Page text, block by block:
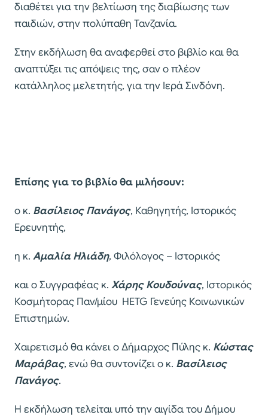
διαθέτει για την βελτίωση της διαβίωσης των
παιδιών, στην πολύπαθη Τανζανία.
Στην εκδήλωση θα αναφερθεί στο βιβλίο και θα
αναπτύξει τις απόψεις της, σαν ο πλέον
κατάλληλος μελετητής, για την Ιερά Σινδόνη.
Επίσης για το βιβλίο θα μιλήσουν:
ο κ. Βασίλειος Πανάγος, Καθηγητής, Ιστορικός
Ερευνητής,
η κ. Αμαλία Ηλιάδη, Φιλόλογος – Ιστορικός
και ο Συγγραφέας κ. Χάρης Κουδούνας, Ιστορικός
Κοσμήτορας Παν/μίου HETG Γενεύης Κοινωνικών
Επιστημών.
Χαιρετισμό θα κάνει ο Δήμαρχος Πύλης κ. Κώστας
Μαράβας, ενώ θα συντονίζει ο κ. Βασίλειος
Πανάγος.
Η εκδήλωση τελείται υπό την αιγίδα του Δήμου